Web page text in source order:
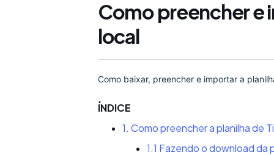
Como preencher e
local
Como baixar, preencher e importar a
ÍNDICE
1. Como preencher a planilha de
1.1 Fazendo o download da